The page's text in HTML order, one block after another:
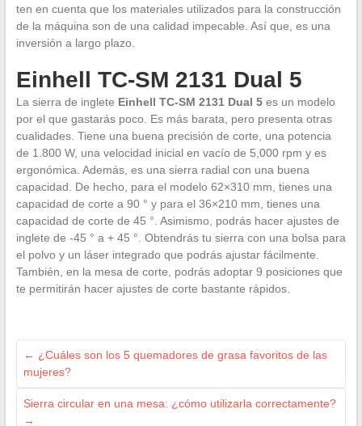
ten en cuenta que los materiales utilizados para la construcción
de la máquina son de una calidad impecable. Así que, es una
inversión a largo plazo.
Einhell TC-SM 2131 Dual 5
La sierra de inglete Einhell TC-SM 2131 Dual 5es un modelo
por el que gastarás poco. Es más barata, pero presenta otras
cualidades. Tiene una buena precisión de corte, una potencia
de 1.800 W, una velocidad inicial en vacío de 5,000 rpm y es
ergonómica. Además, es una sierra radial con una buena
capacidad. De hecho, para el modelo 62×310 mm, tienes una
capacidad de corte a 90 ° y para el 36×210 mm, tienes una
capacidad de corte de 45 °. Asimismo, podrás hacer ajustes de
inglete de -45 ° a + 45 °. Obtendrás tu sierra con una bolsa para
el polvo y un láser integrado que podrás ajustar fácilmente.
También, en la mesa de corte, podrás adoptar 9 posiciones que
te permitirán hacer ajustes de corte bastante rápidos.
← ¿Cuáles son los 5 quemadores de grasa favoritos de las
mujeres?
Sierra circular en una mesa: ¿cómo utilizarla correctamente?
→